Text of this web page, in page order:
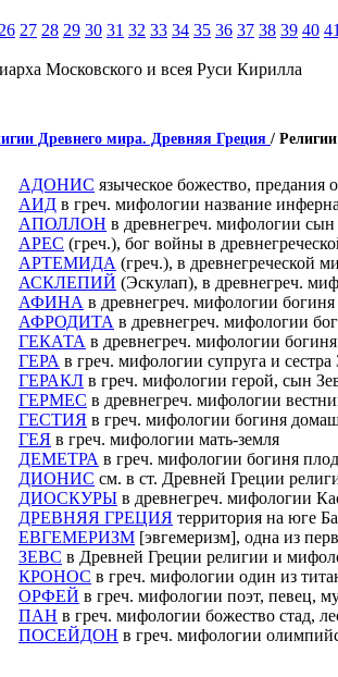
26 27 28 29 30 31 32 33 34 35 36 37 38 39 40 41
Московского и всея Руси Кирилла
Древнего мира. Древняя Греция /
АДОНИС языческое божество, предания
АИД в греч. мифологии название
АПОЛЛОН в древнегреч. мифологии сын
АРЕС (греч.), бог войны в
АРТЕМИДА (греч.), в древнегреческой
АСКЛЕПИЙ (Эскулап), в древнегреч.
АФИНА в древнегреч. мифологии
АФРОДИТА в древнегреч. мифологии
ГЕКАТА в древнегреч. мифологии
ГЕРА в греч. мифологии супруга и
ГЕРАКЛ в греч. мифологии герой, сын
ГЕРМЕС в древнегреч. мифологии
ГЕСТИЯ в греч. мифологии богиня
ГЕЯ в греч. мифологии мать-земля
ДЕМЕТРА в греч. мифологии богиня
ДИОНИС см. в ст. Древней Греции
ДИОСКУРЫ в древнегреч. мифологии
ДРЕВНЯЯ ГРЕЦИЯ территория на юге
ЕВГЕМЕРИЗМ [эвгемеризм], одна из
ЗЕВС в Древней Греции религии и
КРОНОС в греч. мифологии один из
ОРФЕЙ в греч. мифологии поэт, певец,
ПАН в греч. мифологии божество стад,
ПОСЕЙДОН в греч. мифологии